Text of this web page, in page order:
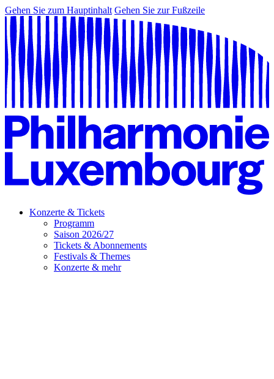
Gehen Sie zum Hauptinhalt Gehen Sie zur Fußzeile
Konzerte & Tickets
Programm
Saison 2026/27
Tickets & Abonnements
Festivals & Themes
Konzerte & mehr